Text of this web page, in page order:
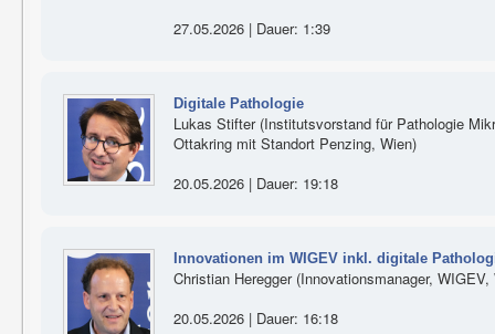
27.05.2026 | Dauer: 1:39
Digitale Pathologie
Lukas Stifter (Institutsvorstand für Pathologie
Ottakring mit Standort Penzing, Wien)
20.05.2026 | Dauer: 19:18
Innovationen im WIGEV inkl. digitale
Christian Heregger (Innovationsmanager, WIGEV,
20.05.2026 | Dauer: 16:18